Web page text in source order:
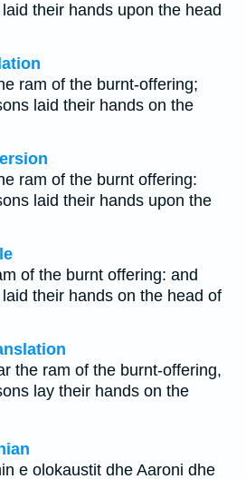
their hands upon the head
ram of the burnt-offering;
laid their hands on the
ram of the burnt offering:
laid their hands upon the
of the burnt offering: and
their hands on the head of
the ram of the burnt-offering,
lay their hands on the
e olokaustit dhe Aaroni dhe